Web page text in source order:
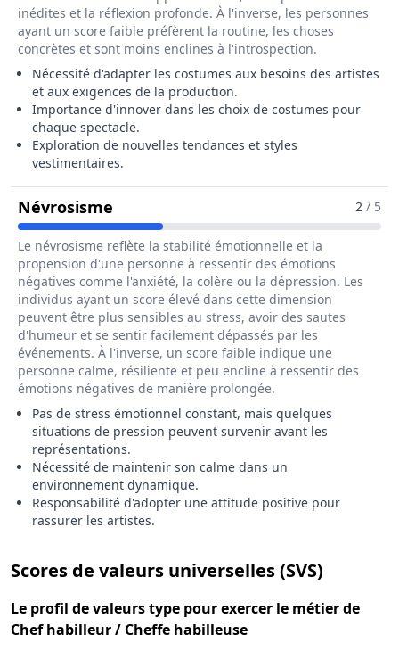
inédites et la réflexion profonde. À l'inverse, les personnes
ayant un score faible préfèrent la routine, les choses
concrètes et sont moins enclines à l'introspection.
Nécessité d'adapter les costumes aux besoins des artistes
et aux exigences de la production.
Importance d'innover dans les choix de costumes pour
chaque spectacle.
Exploration de nouvelles tendances et styles
vestimentaires.
Névrosisme Pour Le Métier De Chef Habilleur /
2 / 5
Le névrosisme reflète la stabilité émotionnelle et la
propension d'une personne à ressentir des émotions
négatives comme l'anxiété, la colère ou la dépression. Les
individus ayant un score élevé dans cette dimension
peuvent être plus sensibles au stress, avoir des sautes
d'humeur et se sentir facilement dépassés par les
événements. À l'inverse, un score faible indique une
personne calme, résiliente et peu encline à ressentir des
émotions négatives de manière prolongée.
Pas de stress émotionnel constant, mais quelques
situations de pression peuvent survenir avant les
représentations.
Nécessité de maintenir son calme dans un
environnement dynamique.
Responsabilité d'adopter une attitude positive pour
rassurer les artistes.
Scores de valeurs universelles (SVS)
Le profil de valeurs type pour exercer le métier de
Chef habilleur / Cheffe habilleuse